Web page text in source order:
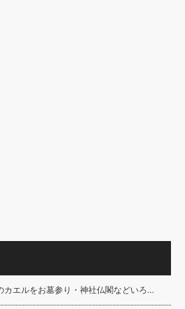
カエルをお墓参り・神社仏閣などいろ…